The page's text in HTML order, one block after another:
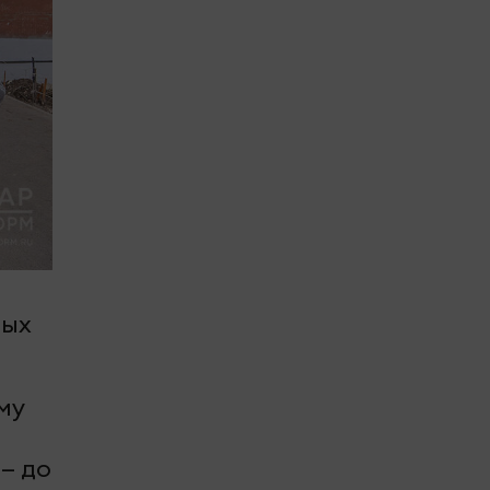
до